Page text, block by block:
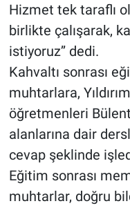
Hizmet tek taraflı
birlikte çalışarak,
istiyoruz’’ dedi.
Kahvaltı sonrası
muhtarlara,
öğretmenleri
alanlarına dair
cevap şeklinde
Eğitim sonrası
muhtarlar, doğru